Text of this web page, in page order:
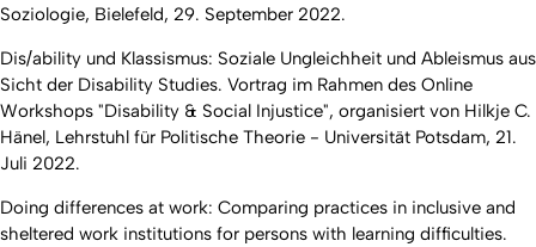
Soziologie, Bielefeld, 29. September 2022.
Dis/ability und Klassismus: Soziale Ungleichheit und Ableismus aus
Sicht der Disability Studies. Vortrag im Rahmen des Online
Workshops "Disability & Social Injustice", organisiert von Hilkje C.
Hänel, Lehrstuhl für Politische Theorie - Universität Potsdam, 21.
Juli 2022.
Doing differences at work: Comparing practices in inclusive and
sheltered work institutions for persons with learning difficulties.